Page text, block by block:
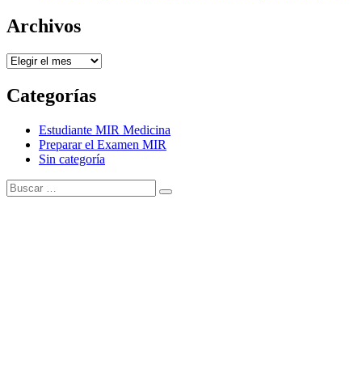
Archivos
Archivos
Categorías
Estudiante MIR Medicina
Preparar el Examen MIR
Sin categoría
Buscar:
Buscar